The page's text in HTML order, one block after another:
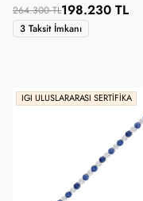
264.300 TL198.230 TL
3 Taksit İmkanı
IGI ULUSLARARASI SERTIFIKA